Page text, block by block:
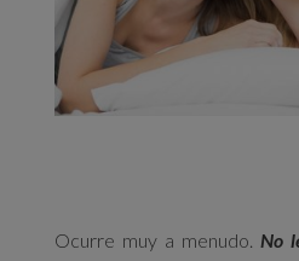
Ocurre muy a menudo. No